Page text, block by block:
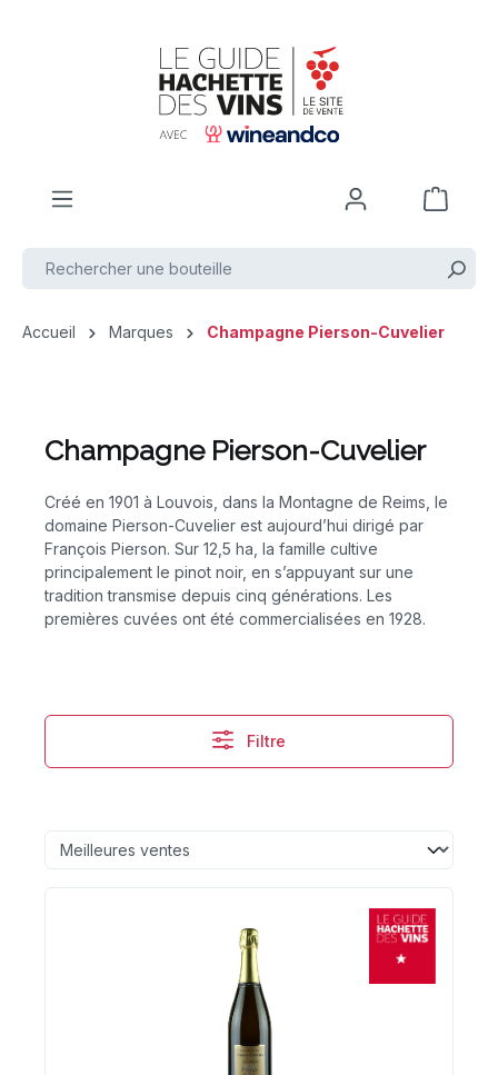
Accueil Marques Champagne Pierson-Cuvelier
Champagne Pierson-Cuvelier
Créé en 1901 à Louvois, dans la Montagne de Reims, le
domaine Pierson-Cuvelier est aujourd’hui dirigé par
François Pierson. Sur 12,5 ha, la famille cultive
principalement le pinot noir, en s’appuyant sur une
tradition transmise depuis cinq générations. Les
premières cuvées ont été commercialisées en 1928.
Filtre